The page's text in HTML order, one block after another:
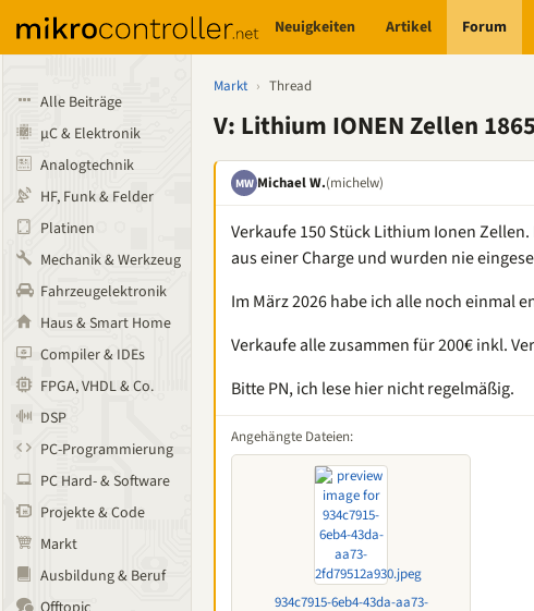
Neuigkeiten Artikel Forum
Alle Beiträge
µC & Elektronik
Analogtechnik
HF, Funk & Felder
Platinen
Mechanik & Werkzeug
Fahrzeugelektronik
Haus & Smart Home
Compiler & IDEs
FPGA, VHDL & Co.
DSP
PC-Programmierung
PC Hard- & Software
Projekte & Code
Markt
Ausbildung & Beruf
Markt › Thread
V: Lithium IONEN Zellen
MW Michael W.(michelw)
Verkaufe 150 Stück Lithium Ionen
aus einer Charge und wurden nie
Im März 2026 habe ich alle noch einmal
Verkaufe alle zusammen für 200€ inkl.
Bitte PN, ich lese hier nicht regelmäßig.
Angehängte Dateien:
934c7915-6eb4-43da-aa73-